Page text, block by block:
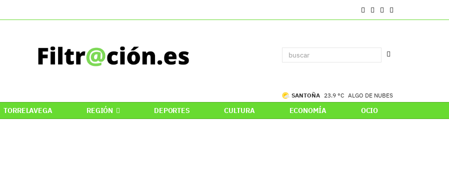
SANTOÑA 23.9 °C ALGO DE NUBES
TORRELAVEGA REGIÓN DEPORTES CULTURA ECONOMÍA OCIO